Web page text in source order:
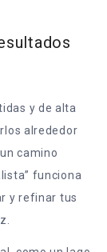
y de alta
alrededor
camino
funciona
y refinar tus